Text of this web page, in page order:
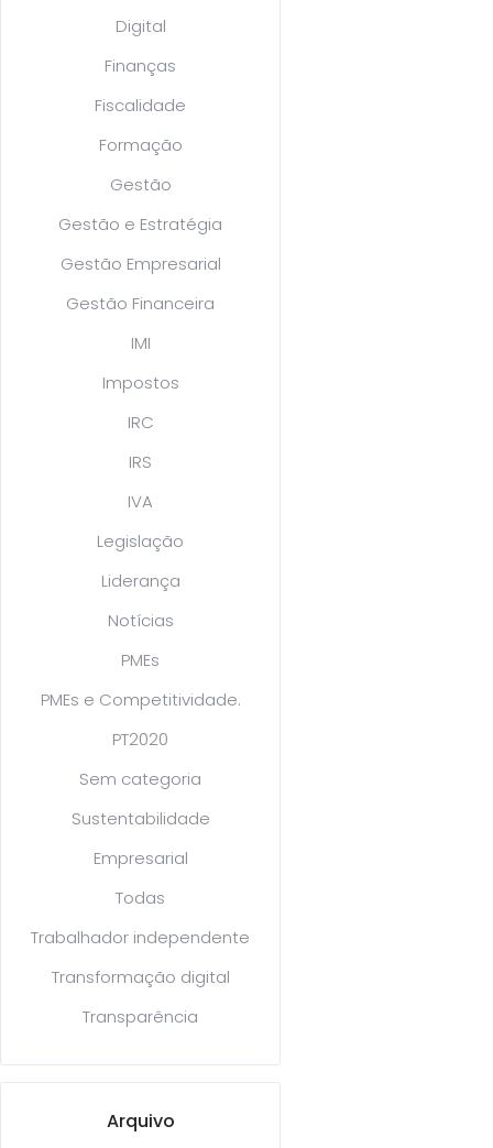
Digital
Finanças
Fiscalidade
Formação
Gestão
Gestão e Estratégia
Gestão Empresarial
Gestão Financeira
IMI
Impostos
IRC
IRS
IVA
Legislação
Liderança
Notícias
PMEs
PMEs e Competitividade.
PT2020
Sem categoria
Sustentabilidade
Empresarial
Todas
Trabalhador independente
Transformação digital
Transparência
Arquivo